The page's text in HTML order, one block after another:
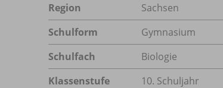
Region
Sachsen
Schulform
Gymnasium
Schulfach
Biologie
Klassenstufe
10. Schuljahr